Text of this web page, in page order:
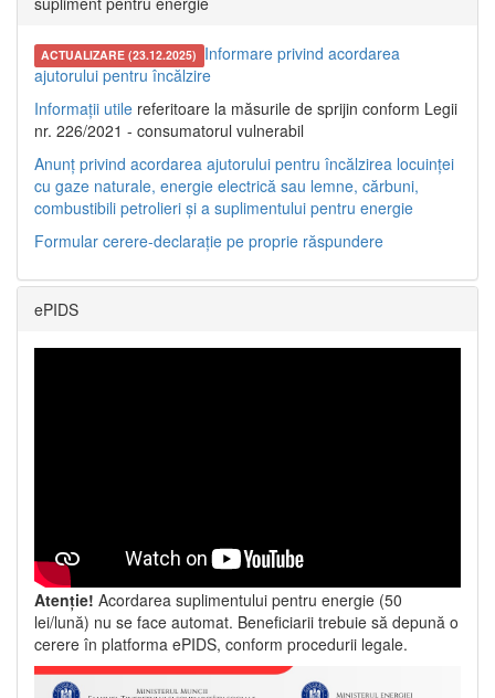
ACTUALIZARE (23.12.2025) Informare privind acordarea
ajutorului pentru încălzire
Informații utile referitoare la măsurile de sprijin conform Legii
nr. 226/2021 - consumatorul vulnerabil
Anunț privind acordarea ajutorului pentru încălzirea locuinței
cu gaze naturale, energie electrică sau lemne, cărbuni,
combustibili petrolieri și a suplimentului pentru energie
Formular cerere-declarație pe proprie răspundere
ePIDS
Atenție! Acordarea suplimentului pentru energie (50
lei/lună) nu se face automat. Beneficiarii trebuie să depună o
cerere în platforma ePIDS, conform procedurii legale.